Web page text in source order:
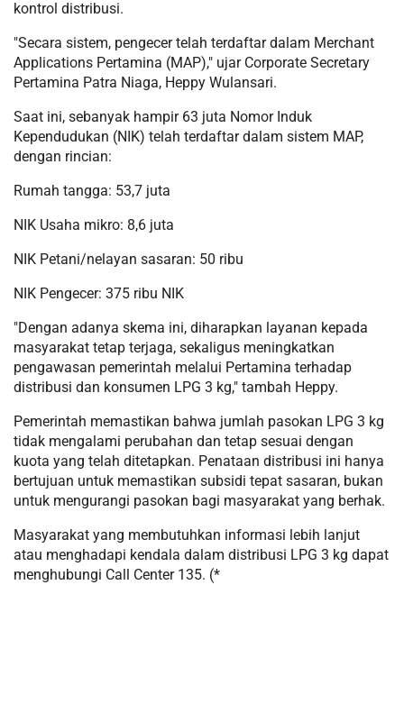
kontrol distribusi.
"Secara sistem, pengecer telah terdaftar dalam Merchant
Applications Pertamina (MAP)," ujar Corporate Secretary
Pertamina Patra Niaga, Heppy Wulansari.
Saat ini, sebanyak hampir 63 juta Nomor Induk
Kependudukan (NIK) telah terdaftar dalam sistem MAP,
dengan rincian:
Rumah tangga: 53,7 juta
NIK Usaha mikro: 8,6 juta
NIK Petani/nelayan sasaran: 50 ribu
NIK Pengecer: 375 ribu NIK
"Dengan adanya skema ini, diharapkan layanan kepada
masyarakat tetap terjaga, sekaligus meningkatkan
pengawasan pemerintah melalui Pertamina terhadap
distribusi dan konsumen LPG 3 kg," tambah Heppy.
Pemerintah memastikan bahwa jumlah pasokan LPG 3 kg
tidak mengalami perubahan dan tetap sesuai dengan
kuota yang telah ditetapkan. Penataan distribusi ini hanya
bertujuan untuk memastikan subsidi tepat sasaran, bukan
untuk mengurangi pasokan bagi masyarakat yang berhak.
Masyarakat yang membutuhkan informasi lebih lanjut
atau menghadapi kendala dalam distribusi LPG 3 kg dapat
menghubungi Call Center 135. (*